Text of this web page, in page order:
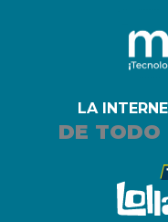
LA
DE TODO